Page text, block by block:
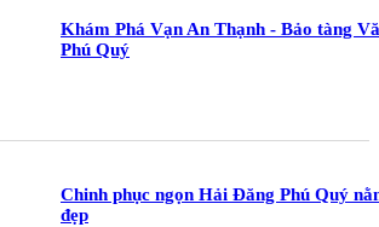
Khám Phá Vạn An Thạnh - Bảo tàng
Phú Quý
Chinh phục ngọn Hải Đăng Phú Quý
đẹp